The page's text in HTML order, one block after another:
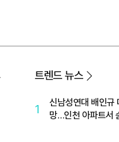
트렌드 뉴스
1
신남성연대 배인규
망…인천 아파트서